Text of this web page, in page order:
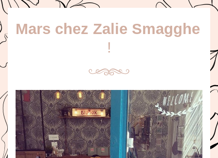
Mars chez Zalie Smagghe
!